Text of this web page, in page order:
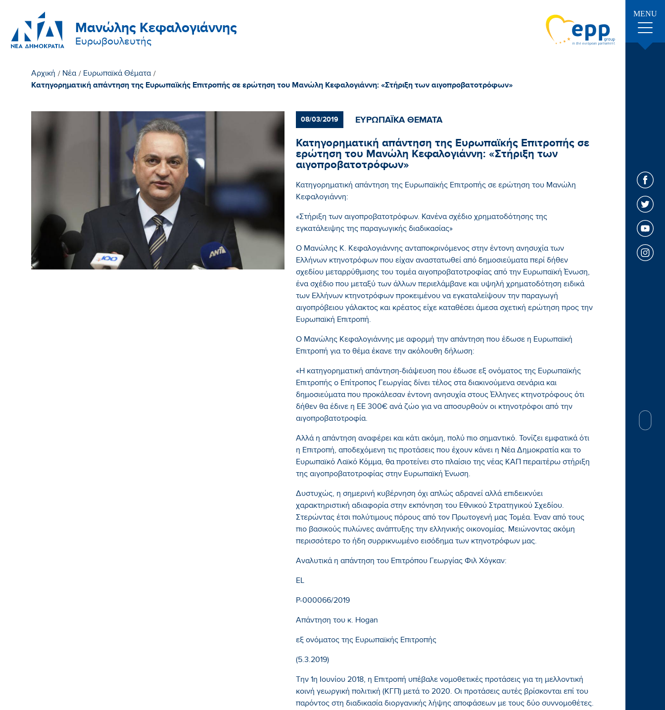
Μανώλης Κεφαλογιάννης
Ευρωβουλευτής
MENU
Αρχική / Νέα / Ευρωπαϊκά Θέματα /
Κατηγορηματική απάντηση της Ευρωπαϊκής Επιτροπής σε ερώτηση του Μανώλη Κεφαλογιάννη: «Στήριξη των αιγοπροβατοτρόφων»
08/03/2019 ΕΥΡΩΠΑΪΚΑ ΘΕΜΑΤΑ
Κατηγορηματική απάντηση της Ευρωπαϊκής Επιτροπής σε
ερώτηση του Μανώλη Κεφαλογιάννη: «Στήριξη των
αιγοπροβατοτρόφων»
Κατηγορηματική απάντηση της Ευρωπαϊκής Επιτροπής σε ερώτηση του Μανώλη
Κεφαλογιάννη:
«Στήριξη των αιγοπροβατοτρόφων. Κανένα σχέδιο χρηματοδότησης της
εγκατάλειψης της παραγωγικής διαδικασίας»
Ο Μανώλης Κ. Κεφαλογιάννης ανταποκρινόμενος στην έντονη ανησυχία των
Ελλήνων κτηνοτρόφων που είχαν αναστατωθεί από δημοσιεύματα περί δήθεν
σχεδίου μεταρρύθμισης του τομέα αιγοπροβατοτροφίας από την Ευρωπαϊκή Ένωση,
ένα σχέδιο που μεταξύ των άλλων περιελάμβανε και υψηλή χρηματοδότηση ειδικά
των Ελλήνων κτηνοτρόφων προκειμένου να εγκαταλείψουν την παραγωγή
αιγοπρόβειου γάλακτος και κρέατος είχε καταθέσει άμεσα σχετική ερώτηση προς την
Ευρωπαϊκή Επιτροπή.
Ο Μανώλης Κεφαλογιάννης με αφορμή την απάντηση που έδωσε η Ευρωπαϊκή
Επιτροπή για το θέμα έκανε την ακόλουθη δήλωση:
«Η κατηγορηματική απάντηση-διάψευση που έδωσε εξ ονόματος της Ευρωπαϊκής
Επιτροπής ο Επίτροπος Γεωργίας δίνει τέλος στα διακινούμενα σενάρια και
δημοσιεύματα που προκάλεσαν έντονη ανησυχία στους Έλληνες κτηνοτρόφους ότι
δήθεν θα έδινε η ΕΕ 300€ ανά ζώο για να αποσυρθούν οι κτηνοτρόφοι από την
αιγοπροβατοτροφία.
Αλλά η απάντηση αναφέρει και κάτι ακόμη, πολύ πιο σημαντικό. Τονίζει εμφατικά ότι
η Επιτροπή, αποδεχόμενη τις προτάσεις που έχουν κάνει η Νέα Δημοκρατία και το
Ευρωπαϊκό Λαϊκό Κόμμα, θα προτείνει στο πλαίσιο της νέας ΚΑΠ περαιτέρω στήριξη
της αιγοπροβατοτροφίας στην Ευρωπαϊκή Ένωση.
Δυστυχώς, η σημερινή κυβέρνηση όχι απλώς αδρανεί αλλά επιδεικνύει
χαρακτηριστική αδιαφορία στην εκπόνηση του Εθνικού Στρατηγικού Σχεδίου.
Στερώντας έτσι πολύτιμους πόρους από τον Πρωτογενή μας Τομέα. Έναν από τους
πιο βασικούς πυλώνες ανάπτυξης την ελληνικής οικονομίας. Μειώνοντας ακόμη
περισσότερο το ήδη συρρικνωμένο εισόδημα των κτηνοτρόφων μας.
Αναλυτικά η απάντηση του Επιτρόπου Γεωργίας Φιλ Χόγκαν:
EL
P-000066/2019
Απάντηση του κ. Hogan
εξ ονόματος της Ευρωπαϊκής Επιτροπής
(5.3.2019)
Την 1η Ιουνίου 2018, η Επιτροπή υπέβαλε νομοθετικές προτάσεις για τη μελλοντική
κοινή γεωργική πολιτική (ΚΓΠ) μετά το 2020. Οι προτάσεις αυτές βρίσκονται επί του
παρόντος στη διαδικασία διοργανικής λήψης αποφάσεων με τους δύο συννομοθέτες.